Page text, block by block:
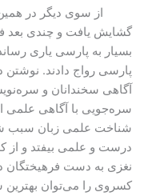
گشایش یافت و چندی بعد
بسیار به پارسی یاری
پارسی رواج دادند. نوشتن
آگاهی سخندانان و
سره‌جویی با آگاهی علمی
شناخت علمی زبان سبب
درست و علمی بیفتد و از
نغزی به دست فرهیختگان
کسروی را می‌توان بهترین